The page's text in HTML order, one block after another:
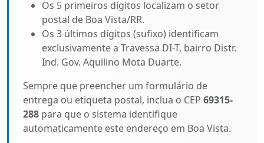
Os 5 primeiros dígitos localizam o setor
postal de Boa Vista/RR.
Os 3 últimos dígitos (sufixo) identificam
exclusivamente a Travessa DI-T, bairro Distr.
Ind. Gov. Aquilino Mota Duarte.
Sempre que preencher um formulário de
entrega ou etiqueta postal, inclua o CEP 69315-
288 para que o sistema identifique
automaticamente este endereço em Boa Vista.